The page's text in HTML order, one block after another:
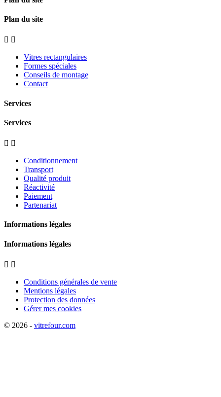
Plan du site
 
Vitres rectangulaires
Formes spéciales
Conseils de montage
Contact
Services
Services
 
Conditionnement
Transport
Qualité produit
Réactivité
Paiement
Partenariat
Informations légales
Informations légales
 
Conditions générales de vente
Mentions légales
Protection des données
Gérer mes cookies
© 2026 - vitrefour.com